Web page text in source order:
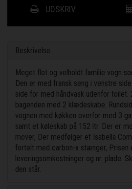
UDSKRIV
Beskrivelse
Meget flot og velholdt familie vogn
Den er med fransk seng i venstre
side for med håndvask udenfor
bagenden med 2 klædeskabe.
vognen med køkken overfor med 3
samt et køleskab på 152 ltr. Der er
mover, Der medfølger et Isabella
fortelt med carbon-x stænger, Prisen
leveringsomkostninger og nr. plade.
den står.